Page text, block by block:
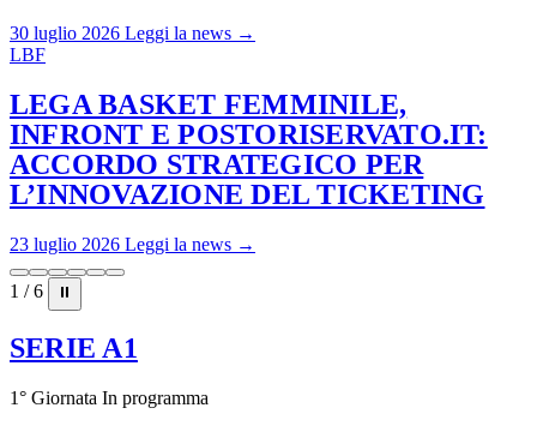
30 luglio 2026 Leggi la news →
LBF
LEGA BASKET FEMMINILE,
INFRONT E POSTORISERVATO.IT:
ACCORDO STRATEGICO PER
L’INNOVAZIONE DEL TICKETING
23 luglio 2026 Leggi la news →
1 / 6 ⏸
SERIE A1
1° Giornata In programma